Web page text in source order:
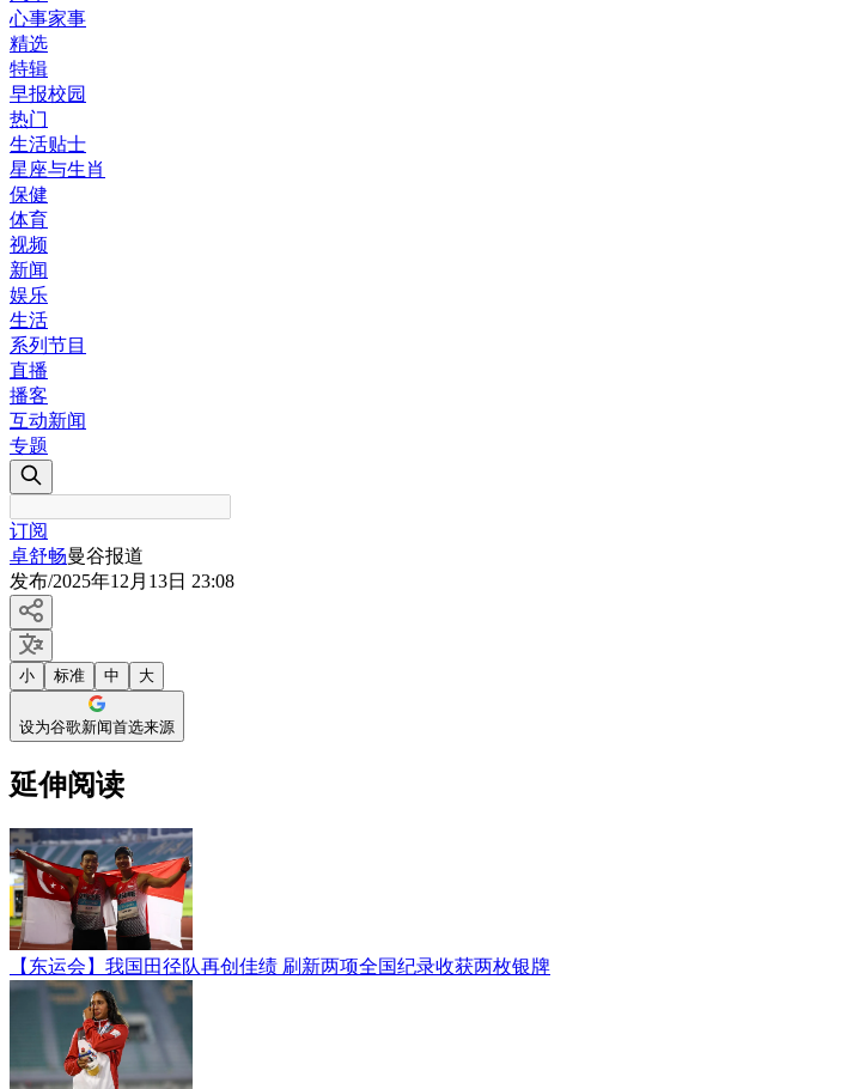
心事家事
精选
特辑
早报校园
热门
生活贴士
星座与生肖
保健
体育
视频
新闻
娱乐
生活
系列节目
直播
播客
互动新闻
专题
订阅
卓舒畅曼谷报道
发布/2025年12月13日 23:08
小 标准 中 大
设为谷歌新闻首选来源
延伸阅读
【东运会】我国田径队再创佳绩 刷新两项全国纪录收获两枚银牌